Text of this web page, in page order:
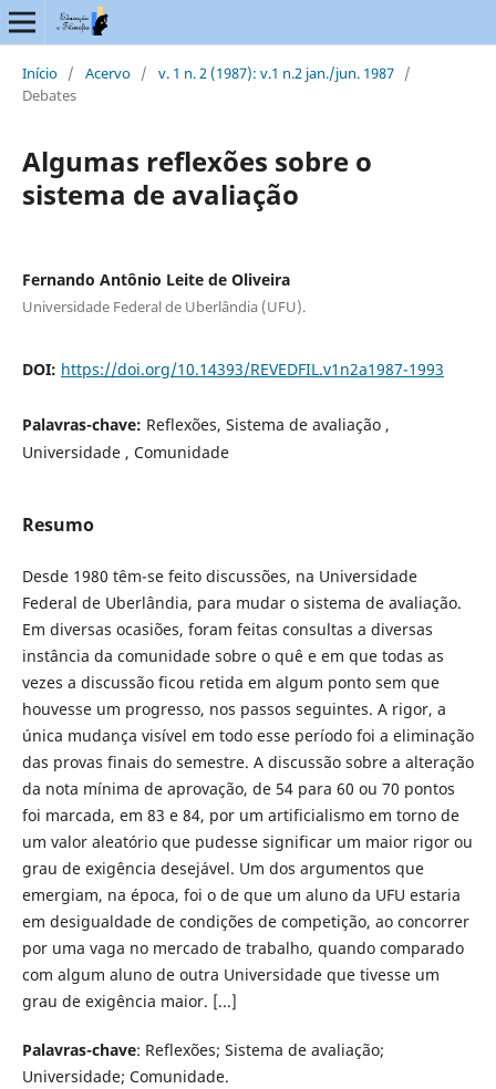
Início / Acervo / v. 1 n. 2 (1987): v.1 n.2 jan./jun. 1987 /
Debates
Algumas reflexões sobre o
sistema de avaliação
Fernando Antônio Leite de Oliveira
Universidade Federal de Uberlândia (UFU).
DOI: https://doi.org/10.14393/REVEDFIL.v1n2a1987-1993
Palavras-chave: Reflexões, Sistema de avaliação ,
Universidade , Comunidade
Resumo
Desde 1980 têm-se feito discussões, na Universidade
Federal de Uberlândia, para mudar o sistema de avaliação.
Em diversas ocasiões, foram feitas consultas a diversas
instância da comunidade sobre o quê e em que todas as
vezes a discussão ficou retida em algum ponto sem que
houvesse um progresso, nos passos seguintes. A rigor, a
única mudança visível em todo esse período foi a eliminação
das provas finais do semestre. A discussão sobre a alteração
da nota mínima de aprovação, de 54 para 60 ou 70 pontos
foi marcada, em 83 e 84, por um artificialismo em torno de
um valor aleatório que pudesse significar um maior rigor ou
grau de exigência desejável. Um dos argumentos que
emergiam, na época, foi o de que um aluno da UFU estaria
em desigualdade de condições de competição, ao concorrer
por uma vaga no mercado de trabalho, quando comparado
com algum aluno de outra Universidade que tivesse um
grau de exigência maior. [...]
Palavras-chave: Reflexões; Sistema de avaliação;
Universidade; Comunidade.